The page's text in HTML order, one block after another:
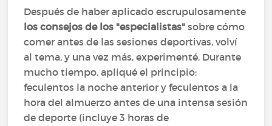
Después de haber aplicado escrupulosamente
los consejos de los "especialistas" sobre cómo
comer antes de las sesiones deportivas, volví
al tema, y una vez más, experimenté. Durante
mucho tiempo, apliqué el principio:
feculentos la noche anterior y feculentos a la
hora del almuerzo antes de una intensa sesión
de deporte (incluye 3 horas de